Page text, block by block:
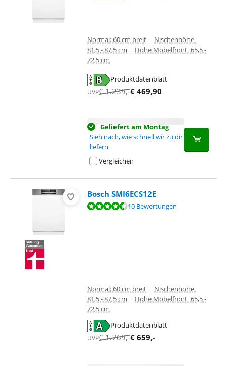
Normal: 60 cm breit | Nischenhöhe
81,5 - 87,5 cm | Höhe Möbelfront 65,5 -
72,5 cm
Produktdatenblatt
wird in neuem Tab geöffnetUVP€1.239,-€ 469,90
Geliefert am Montag
Sieh nach, wie schnell wir zu dir
liefern
Vergleichen
Bosch SMI6ECS12E
Bewertet mit 8,6 von 10, basierend auf 10 Bewertungen.
10 Bewertungen
Normal: 60 cm breit | Nischenhöhe
81,5 - 87,5 cm | Höhe Möbelfront 65,5 -
72,5 cm
Produktdatenblatt
wird in neuem Tab geöffnetUVP€1.769,-€ 659,-